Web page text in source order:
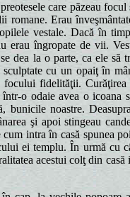
care păzeau
romane. Erau
vestale. Dacă în
erau îngropate de vii.
dea la o parte, ca ele să
sculptate cu un opaiţ în
fidelităţii.
o odaie avea o
bunicile noastre.
şi apoi stingeau
intra în casă spunea
ei templu. În urmă cu
acestui colţ din